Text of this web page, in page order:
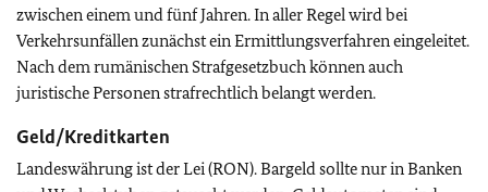
zwischen einem und fünf Jahren. In aller Regel wird bei
Verkehrsunfällen zunächst ein Ermittlungsverfahren eingeleitet.
Nach dem rumänischen Strafgesetzbuch können auch
juristische Personen strafrechtlich belangt werden.
Geld/Kreditkarten
Landeswährung ist der Lei (RON). Bargeld sollte nur in Banken